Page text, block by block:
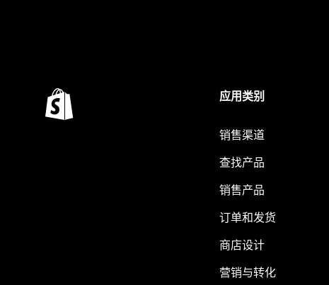
应用类别
销售渠道
查找产品
销售产品
订单和发货
商店设计
营销与转化